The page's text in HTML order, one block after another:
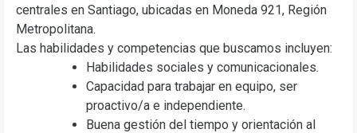
centrales en Santiago, ubicadas en Moneda 921, Región
Metropolitana.
Las habilidades y competencias que buscamos incluyen:
Habilidades sociales y comunicacionales.
Capacidad para trabajar en equipo, ser
proactivo/a e independiente.
Buena gestión del tiempo y orientación al